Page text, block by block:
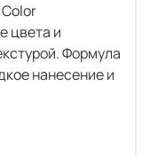
цвета и
Формула
нанесение и